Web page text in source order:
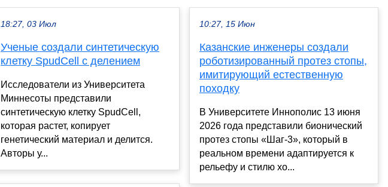
18:27, 03 Июл
Ученые создали синтетическую
клетку SpudCell с делением
Исследователи из Университета
Миннесоты представили
синтетическую клетку SpudCell,
которая растет, копирует
генетический материал и делится.
Авторы у...
10:27, 15 Июн
Казанские инженеры создали
роботизированный протез стопы,
имитирующий естественную
походку
В Университете Иннополис 13 июня
2026 года представили бионический
протез стопы «Шаг-3», который в
реальном времени адаптируется к
рельефу и стилю хо...